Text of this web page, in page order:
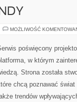
MOŻLIWOŚĆ
poświęcony
w którym
Strona została
chcą poznawać
trendów